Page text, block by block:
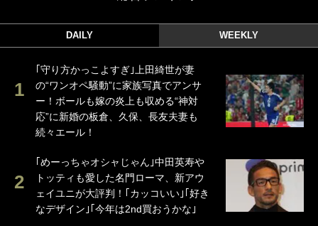
DAILY WEEKLY
｢守り方かっこよすぎ｣上田綺世が妻
の“ワンオペ騒動”に家族写真でアンサ
ー！ボールも嫁の炎上も収める“神対
応”に新婚の板倉、久保、長友夫妻も
続々エール！
｢めーっちゃオシャじゃん｣中田英寿や
トッティも愛した名門ローマ、新アウ
ェイユニが大評判！｢カッコいい｣｢好き
なデザイン｣｢今年は2nd買おうかな｣